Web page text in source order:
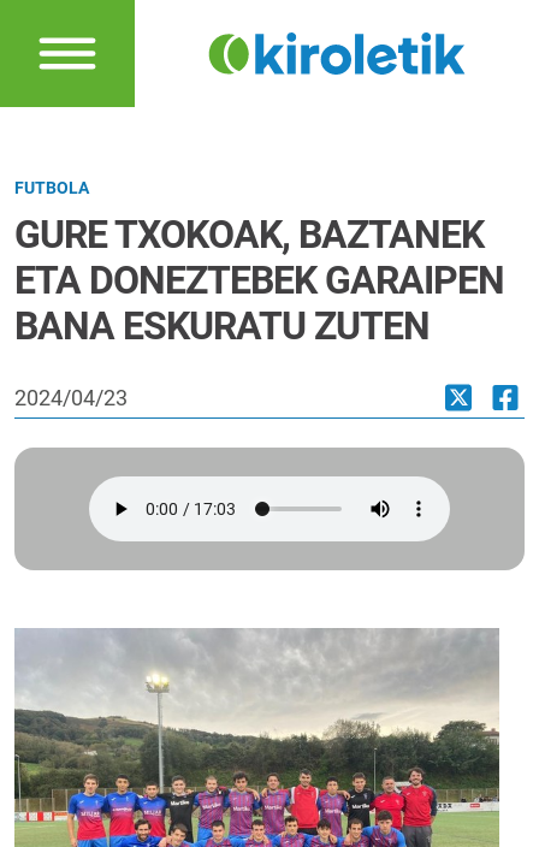
FUTBOLA
GURE TXOKOAK, BAZTANEK
ETA DONEZTEBEK GARAIPEN
BANA ESKURATU ZUTEN
2024/04/23